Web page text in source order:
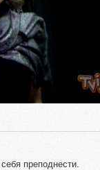
преподнести.